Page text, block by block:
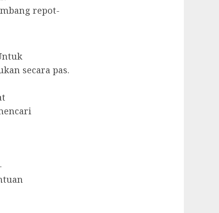
repot-
secara pas.